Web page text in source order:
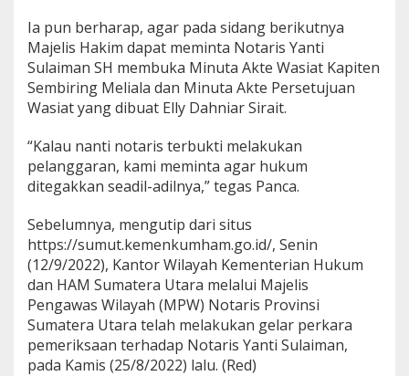
Ia pun berharap, agar pada sidang berikutnya
Majelis Hakim dapat meminta Notaris Yanti
Sulaiman SH membuka Minuta Akte Wasiat Kapiten
Sembiring Meliala dan Minuta Akte Persetujuan
Wasiat yang dibuat Elly Dahniar Sirait.
“Kalau nanti notaris terbukti melakukan
pelanggaran, kami meminta agar hukum
ditegakkan seadil-adilnya,” tegas Panca.
Sebelumnya, mengutip dari situs
https://sumut.kemenkumham.go.id/, Senin
(12/9/2022), Kantor Wilayah Kementerian Hukum
dan HAM Sumatera Utara melalui Majelis
Pengawas Wilayah (MPW) Notaris Provinsi
Sumatera Utara telah melakukan gelar perkara
pemeriksaan terhadap Notaris Yanti Sulaiman,
pada Kamis (25/8/2022) lalu. (Red)